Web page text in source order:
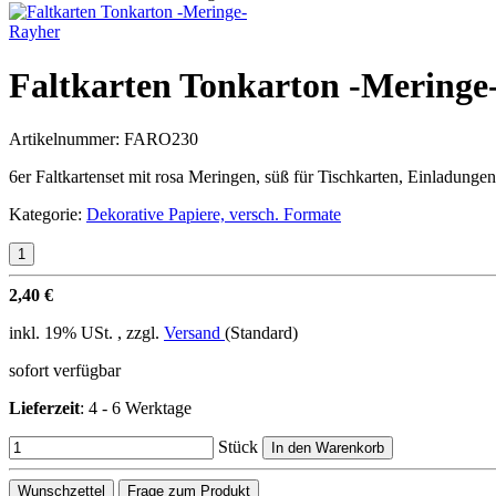
Rayher
Faltkarten Tonkarton -
Artikelnummer: FARO230
6er Faltkartenset mit rosa Meringen, süß für Tischkarten,
Kategorie: Dekorative Papiere, versch. Formate
2,40 €
inkl. 19% USt. , zzgl. Versand (Standard)
sofort verfügbar
Lieferzeit: 4 - 6 Werktage
Stück In den Warenkorb
Wunschzettel Frage zum Produkt